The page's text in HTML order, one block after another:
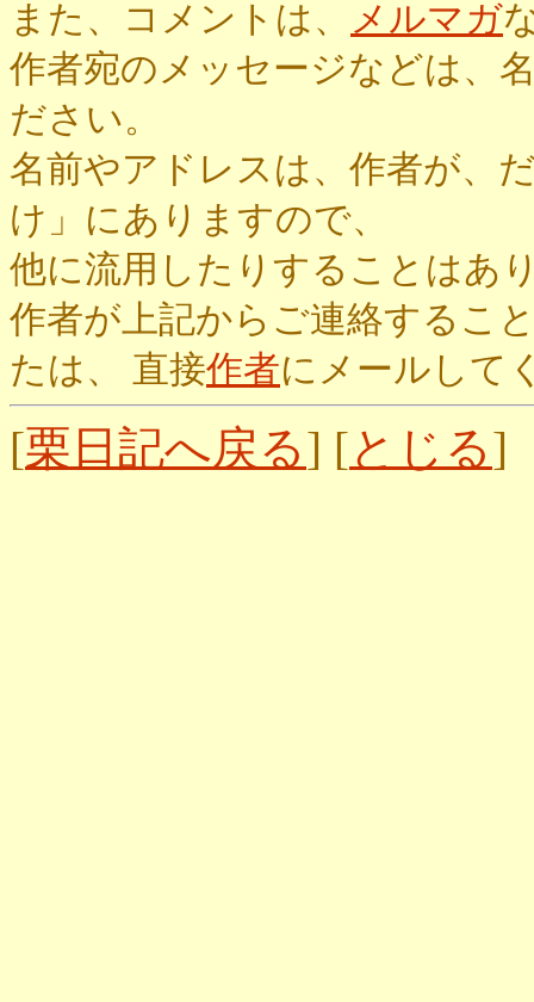
また、コメントは、
メルマガ
作者宛のメッセージなどは、
ださい。
名前やアドレスは、作者が、
け」にありますので、
他に流用したりすることはあ
作者が上記からご連絡するこ
たは、 直接作者にメールして
[栗日記へ戻る] [とじる]